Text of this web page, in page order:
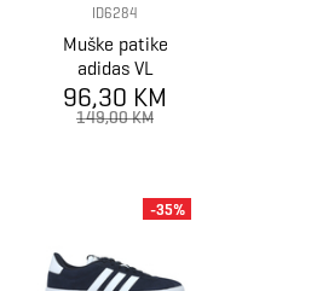
ID6284
Muške patike
adidas VL
COURT 3.0
96,30 KM
149,00 KM
-35%